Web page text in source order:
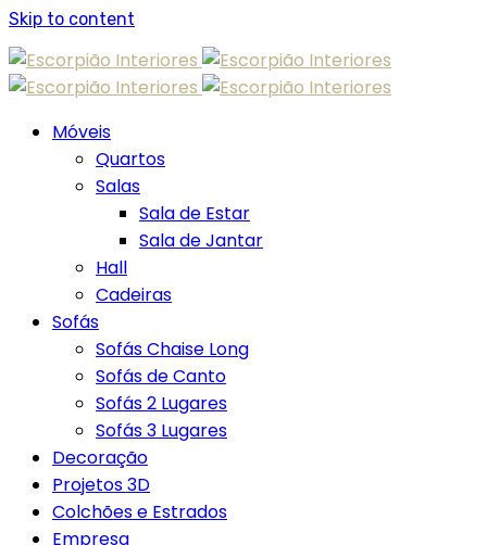
Skip to content
Móveis
Quartos
Salas
Sala de Estar
Sala de Jantar
Hall
Cadeiras
Sofás
Sofás Chaise Long
Sofás de Canto
Sofás 2 Lugares
Sofás 3 Lugares
Decoração
Projetos 3D
Colchões e Estrados
Empresa